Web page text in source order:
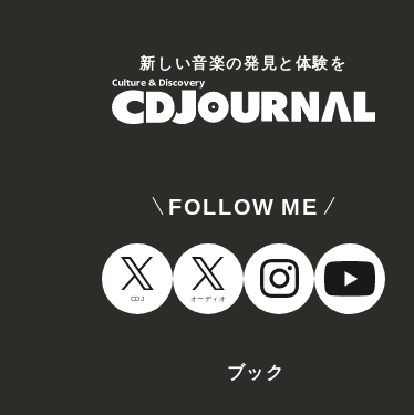
新しい⾳楽の発⾒と体験を
FOLLOW ME
CDJ オーディオ
ブック